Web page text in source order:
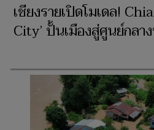
เชียงรายเปิดโมเดล!
City’ ปั้นเมืองสู่ศูนย์กลา